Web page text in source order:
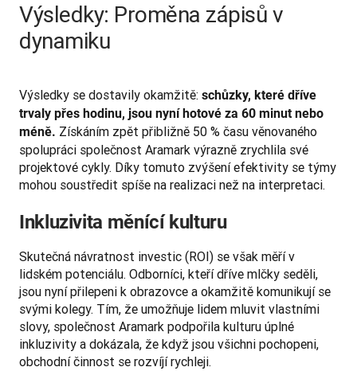
Výsledky: Proměna zápisů v
dynamiku
Výsledky se dostavily okamžitě: schůzky, které dříve
trvaly přes hodinu, jsou nyní hotové za 60 minut nebo
méně. Získáním zpět přibližně 50 % času věnovaného
spolupráci společnost Aramark výrazně zrychlila své
projektové cykly. Díky tomuto zvýšení efektivity se týmy
mohou soustředit spíše na realizaci než na interpretaci.
Inkluzivita měnící kulturu
Skutečná návratnost investic (ROI) se však měří v
lidském potenciálu. Odborníci, kteří dříve mlčky seděli,
jsou nyní přilepeni k obrazovce a okamžitě komunikují se
svými kolegy. Tím, že umožňuje lidem mluvit vlastními
slovy, společnost Aramark podpořila kulturu úplné
inkluzivity a dokázala, že když jsou všichni pochopeni,
obchodní činnost se rozvíjí rychleji.